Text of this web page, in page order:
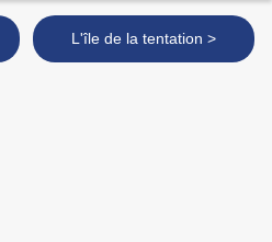
L'île de la tentation >